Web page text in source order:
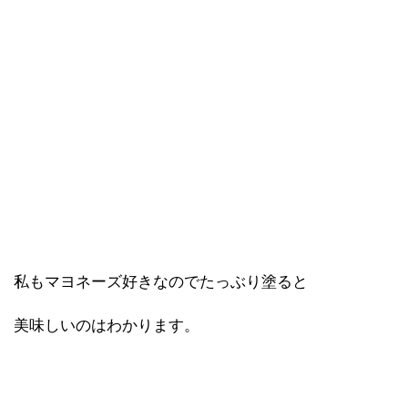
私もマヨネーズ好きなのでたっぶり塗ると
美味しいのはわかります。